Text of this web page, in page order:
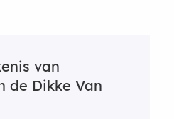
van
de Dikke Van